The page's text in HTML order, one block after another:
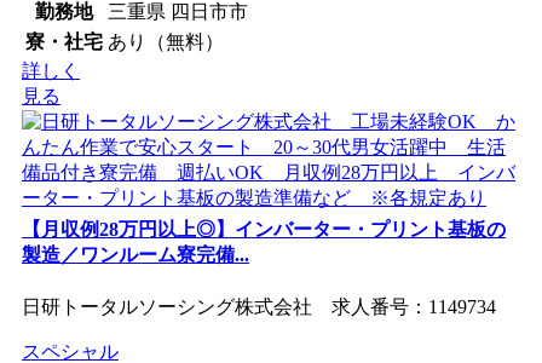
勤務地
三重県 四日市市
寮・社宅 あり（無料）
詳しく
見る
【月収例28万円以上◎】インバーター・プリント基板の
製造／ワンルーム寮完備...
日研トータルソーシング株式会社 求人番号：1149734
スペシャル